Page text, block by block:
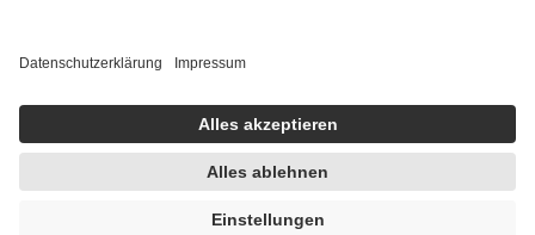
getroffen, um sicherzustellen, dass es sich um echte Bewertungen
https://help.etrusted.com/hc/de/articles/4419944605341
Einige Bilder und Inhalte wurden unter Zuhilfenahme künstlicher